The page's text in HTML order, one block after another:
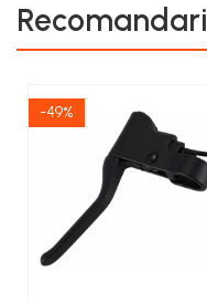
Recomandari
-49%